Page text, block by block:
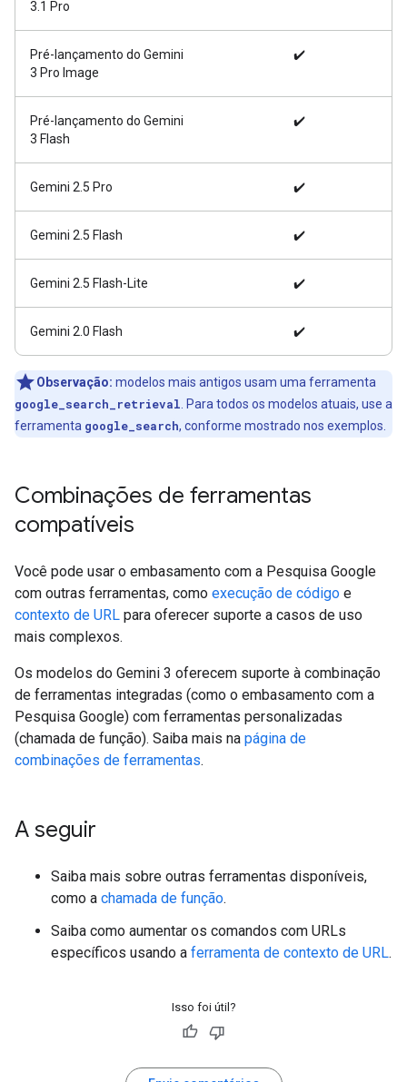
3.1 Pro
Pré-lançamento do Gemini
3 Pro Image
✔️
Pré-lançamento do Gemini
3 Flash
✔️
Gemini 2.5 Pro ✔️
Gemini 2.5 Flash ✔️
Gemini 2.5 Flash-Lite ✔️
Gemini 2.0 Flash ✔️
Observação: modelos mais antigos usam uma ferramenta
google_search_retrieval . Para todos os modelos atuais, use a
ferramenta google_search, conforme mostrado nos exemplos.
Combinações de ferramentas
compatíveis
Você pode usar o embasamento com a Pesquisa Google
com outras ferramentas, como execução de código e
contexto de URL para oferecer suporte a casos de uso
mais complexos.
Os modelos do Gemini 3 oferecem suporte à combinação
de ferramentas integradas (como o embasamento com a
Pesquisa Google) com ferramentas personalizadas
(chamada de função). Saiba mais na página de
combinações de ferramentas.
A seguir
Saiba mais sobre outras ferramentas disponíveis,
como a chamada de função.
Saiba como aumentar os comandos com URLs
específicos usando a ferramenta de contexto de URL.
Isso foi útil?